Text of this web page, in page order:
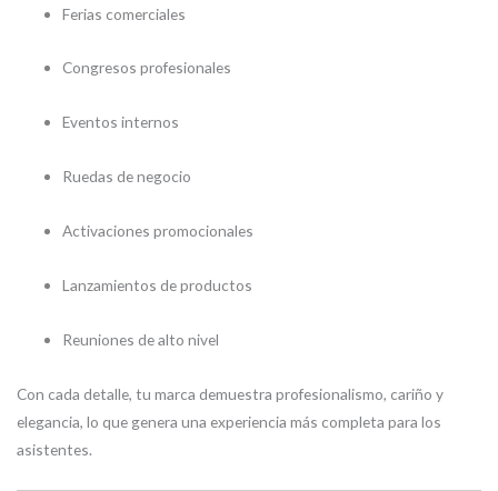
Ferias comerciales
Congresos profesionales
Eventos internos
Ruedas de negocio
Activaciones promocionales
Lanzamientos de productos
Reuniones de alto nivel
Con cada detalle, tu marca demuestra profesionalismo, cariño y
elegancia, lo que genera una experiencia más completa para los
asistentes.